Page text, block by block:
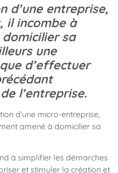
d’une entreprise,
il incombe à
domicilier sa
une
d’effectuer
l’entreprise.
d’une micro-entreprise,
amené à domicilier sa
à simplifier les démarches
et stimuler la création et